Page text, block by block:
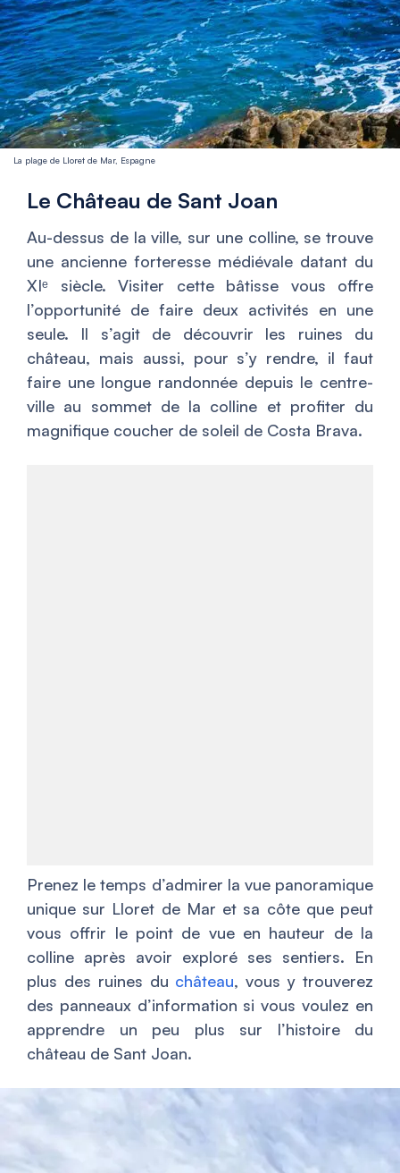
La plage de Lloret de Mar, Espagne
Le Château de Sant Joan
Au-dessus de la ville, sur une colline, se trouve
une ancienne forteresse médiévale datant du
XIᵉ siècle. Visiter cette bâtisse vous offre
l’opportunité de faire deux activités en une
seule. Il s’agit de découvrir les ruines du
château, mais aussi, pour s’y rendre, il faut
faire une longue randonnée depuis le centre-
ville au sommet de la colline et profiter du
magnifique coucher de soleil de Costa Brava.
Prenez le temps d’admirer la vue panoramique
unique sur Lloret de Mar et sa côte que peut
vous offrir le point de vue en hauteur de la
colline après avoir exploré ses sentiers. En
plus des ruines du château, vous y trouverez
des panneaux d’information si vous voulez en
apprendre un peu plus sur l’histoire du
château de Sant Joan.